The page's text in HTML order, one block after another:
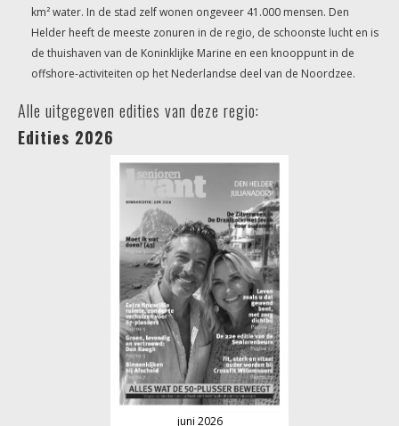
km² water. In de stad zelf wonen ongeveer 41.000 mensen. Den
Helder heeft de meeste zonuren in de regio, de schoonste lucht en is
de thuishaven van de Koninklijke Marine en een knooppunt in de
offshore-activiteiten op het Nederlandse deel van de Noordzee.
Alle uitgegeven edities van deze regio:
Edities 2026
juni 2026